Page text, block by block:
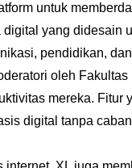
untuk
yang didesain
pendidikan,
oleh
mereka. Fitur
digital tanpa